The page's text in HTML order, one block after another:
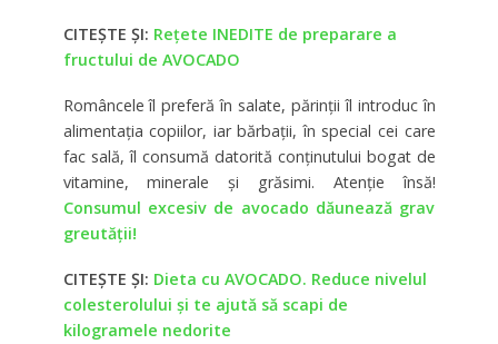
CITEȘTE ȘI: Rețete INEDITE de preparare a
fructului de AVOCADO
Româncele îl preferă în salate, părinţii îl introduc în
alimentaţia copiilor, iar bărbaţii, în special cei care
fac sală, îl consumă datorită conţinutului bogat de
vitamine, minerale şi grăsimi. Atenţie însă!
Consumul excesiv de avocado dăunează grav
greutăţii!
CITEȘTE ȘI: Dieta cu AVOCADO. Reduce nivelul
colesterolului și te ajută să scapi de
kilogramele nedorite